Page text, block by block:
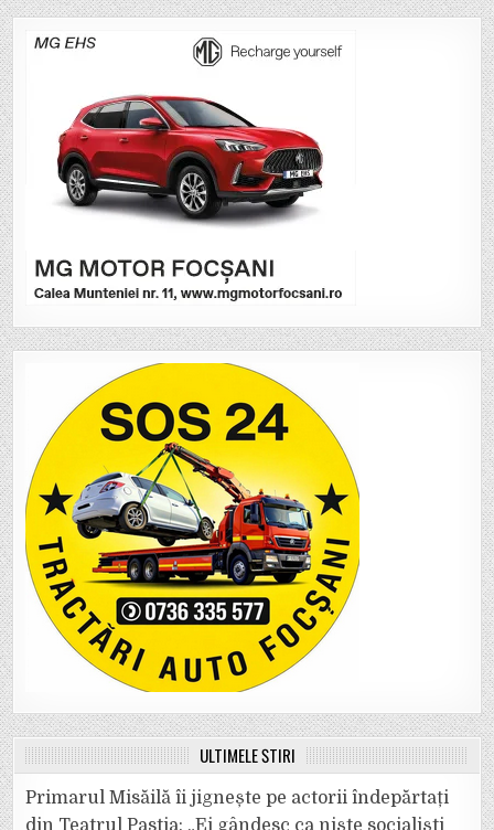
ULTIMELE ȘTIRI
Primarul Misăilă îi jignește pe actorii îndepărtați